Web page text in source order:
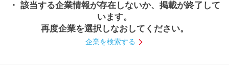
探す
【4年生】
説明会を探す
・ 該当する企業情報が存在しないか、掲載が終了して
います。
再度企業を選択しなおしてください。
企業を検索する